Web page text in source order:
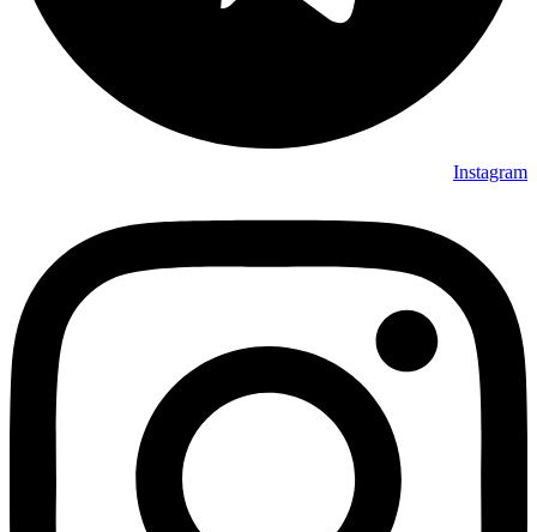
Instagram